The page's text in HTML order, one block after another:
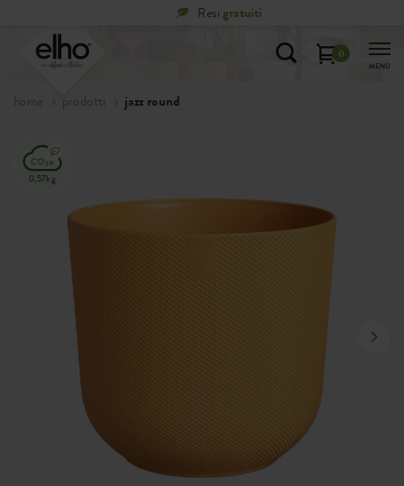
Resigratuiti
0
MENÙ
home prodotti jazz round
0,57kg